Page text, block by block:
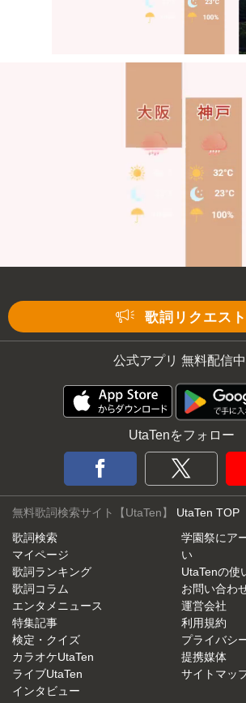
歌詞リクエスト
公式アプリ 無料配信
UtaTenをフォロー
無料歌詞検索サイト【UtaTen】 UtaTen TOP
歌詞検索
マイページ
歌詞ランキング
歌詞コラム
エンタメニュース
特集記事
検定・クイズ
カラオケUtaTen
ライブUtaTen
インタビュー
学園祭にア
い
UtaTenの使
お問い合わ
運営会社
利用規約
プライバシ
提携媒体
サイトマッ